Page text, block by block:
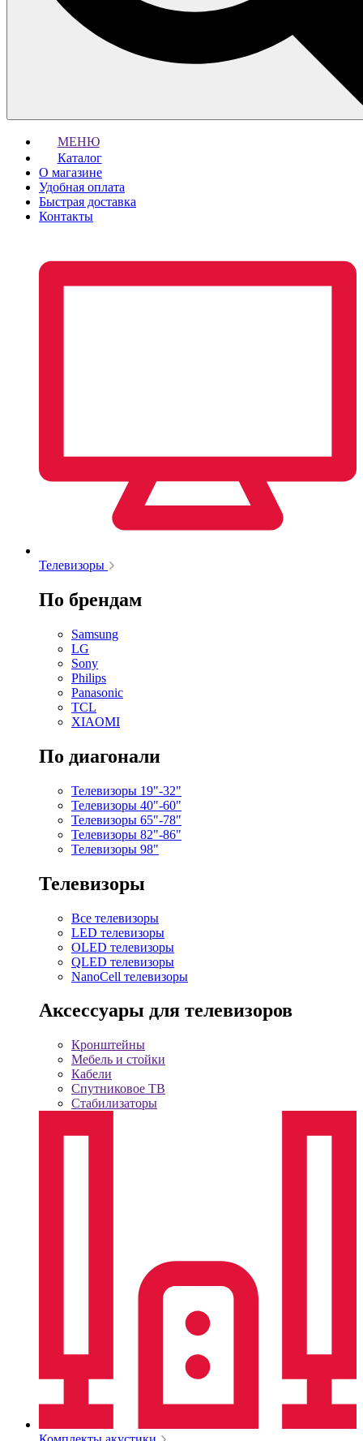
МЕНЮ
Каталог
О магазине
Удобная оплата
Быстрая доставка
Контакты
Телевизоры
По брендам
Samsung
LG
Sony
Philips
Panasonic
TCL
XIAOMI
По диагонали
Телевизоры 19"-32"
Телевизоры 40"-60"
Телевизоры 65"-78"
Телевизоры 82"-86"
Телевизоры 98"
Телевизоры
Все телевизоры
LED телевизоры
OLED телевизоры
QLED телевизоры
NanoCell телевизоры
Аксессуары для телевизоров
Кронштейны
Мебель и стойки
Кабели
Спутниковое ТВ
Стабилизаторы